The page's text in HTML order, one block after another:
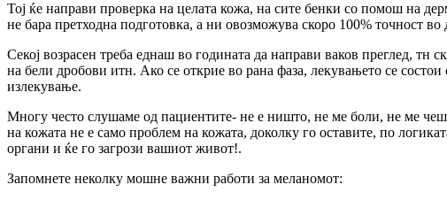
Тој ќе направи проверка на целата кожа, на сите бенки со помош на
не бара претходна подготовка, а ни овозможува скоро 100% точност во
Секој возрасен треба еднаш во годината да направи ваков преглед, тн
на бели дробови итн. Ако се открие во рана фаза, лекувањето се
излекување.
Многу често слушаме од пациентите- не е ништо, не ме боли, не ме
на кожата не е само проблем на кожата, доколку го оставите, по
органи и ќе го загрози вашиот живот!.
Запомнете неколку мошне важни работи за меланомот: